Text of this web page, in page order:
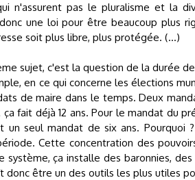
n'assurent pas le pluralisme et la
une loi pour être beaucoup plus
soit plus libre, plus protégée. (…)
sujet, c'est la question de la durée
en ce qui concerne les élections
de maire dans le temps. Deux
ça fait déjà 12 ans. Pour le mandat du
un seul mandat de six ans. Pourquoi
Cette concentration des
système, ça installe des baronnies,
donc être un des outils les plus utiles